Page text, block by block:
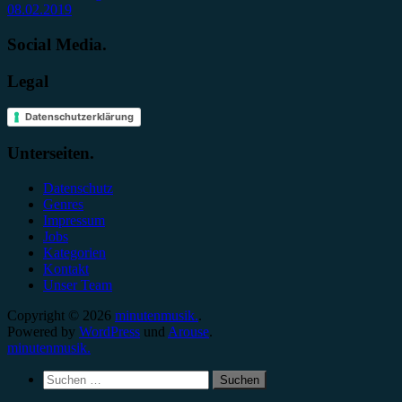
08.02.2019
Social Media.
Legal
Datenschutzerklärung
Unterseiten.
Datenschutz
Genres
Impressum
Jobs
Kategorien
Kontakt
Unser Team
Copyright © 2026 minutenmusik..
Powered by WordPress und Arouse.
minutenmusik.
Suchen
nach: